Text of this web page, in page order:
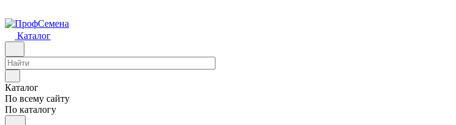
Каталог
Каталог
По всему сайту
По каталогу